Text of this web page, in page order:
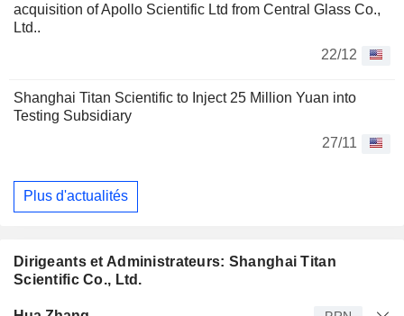
acquisition of Apollo Scientific Ltd from Central Glass Co.,
Ltd..
22/12
Shanghai Titan Scientific to Inject 25 Million Yuan into
Testing Subsidiary
27/11
Plus d'actualités
Dirigeants et Administrateurs: Shanghai Titan
Scientific Co., Ltd.